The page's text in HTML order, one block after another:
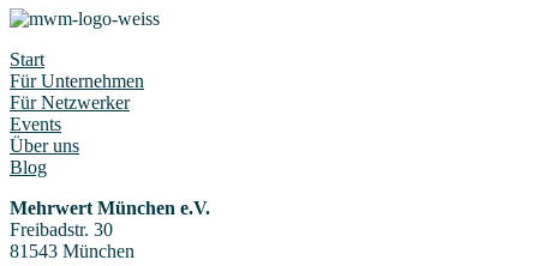
Start
Für Unternehmen
Für Netzwerker
Events
Über uns
Blog
Mehrwert München e.V.
Freibadstr. 30
81543 München